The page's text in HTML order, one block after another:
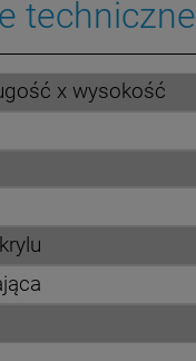
techniczne
x wysokość